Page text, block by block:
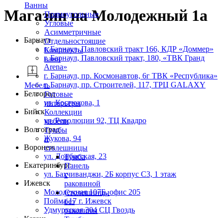
Ванны
Прямоугольные
Угловые
Асимметричные
Отдельностоящие
Комплекты
ванн
Мебель
Готовые
интерьеры
Коллекции
мебели
Тумбы
и
столешницы
Тумба
Панель
с
раковиной
Столешницы
без
раковины
Магазин на Молодежный 1а
Барнаул
г. Барнаул, Павловский тракт 166, КДР «Доммер»
г. Барнаул,​ ​Павловский тракт, 180, «ТВК Гранд
Arena»
г. Барнаул, пр. Космонавтов, 6г ТВК «Республика»
г. Барнаул, пр. Строителей, 117, ТРЦ GALAXY
Белгород
ул. Костюкова, 1
Бийск
ул. Революции 92, ТЦ Квадро
Волгоград
Жукова, 94
Воронеж
ул. Донбасская, 23
Екатеринбург
ул. Бахчиванджи, 2Б корпус С3, 1 этаж
Ижевск
Молодежная 107Б, офис 205
Пойма 17 г. Ижевск
Удмуртская 304 СЦ Гвоздь